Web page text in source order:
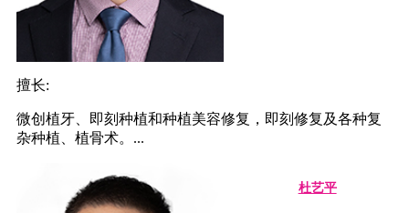
擅长:
微创植牙、即刻种植和种植美容修复，即刻修复及各种复
杂种植、植骨术。...
杜艺平